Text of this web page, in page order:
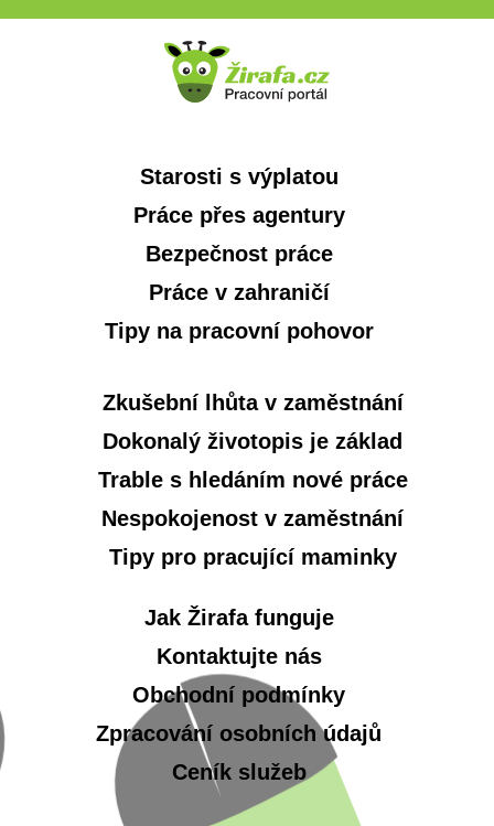
Starosti s výplatou
Práce přes agentury
Bezpečnost práce
Práce v zahraničí
Tipy na pracovní pohovor
Zkušební lhůta v zaměstnání
Dokonalý životopis je základ
Trable s hledáním nové práce
Nespokojenost v zaměstnání
Tipy pro pracující maminky
Jak Žirafa funguje
Kontaktujte nás
Obchodní podmínky
Zpracování osobních údajů
Ceník služeb